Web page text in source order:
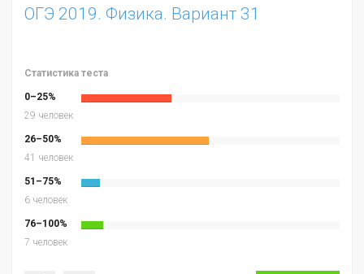
ОГЭ 2019. Физика. Вариант 31
Статистика теста
0–25%
29 человек
26–50%
41 человек
51–75%
6 человек
76–100%
7 человек